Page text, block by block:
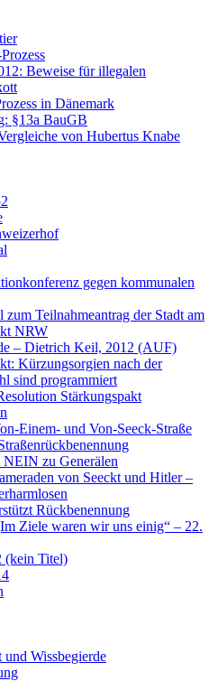
Beweise für illegalen
in Dänemark
§13a BauGB
von Hubertus Knabe
gegen kommunalen
Teilnahmeantrag der Stadt am
NRW
– Dietrich Keil, 2012 (AUF)
Kürzungsorgien nach der
sind programmiert
Stärkungspakt
Einem- und Von-Seeck-Straße
NEIN zu Generälen
von Seeckt und Hitler –
Rückbenennung
Ziele waren wir uns einig“ – 22.
(kein Titel)
und Wissbegierde